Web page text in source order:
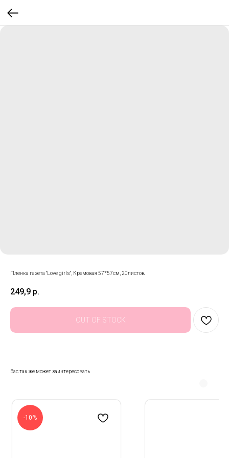
Пленка газета "Love girls", Кремовая 57*57см, 20листов
249,9 р.
OUT OF STOCK
Вас так же может заинтересовать
-10%